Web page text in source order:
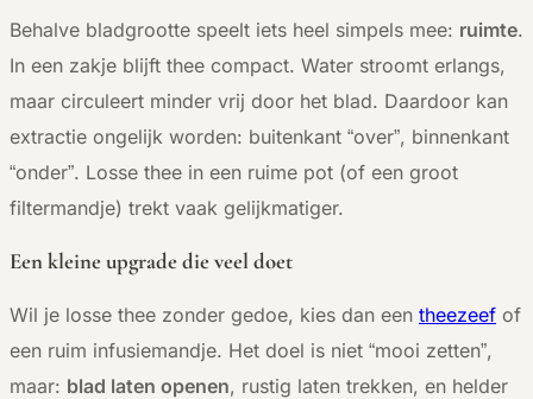
Behalve bladgrootte speelt iets heel simpels mee: ruimte.
In een zakje blijft thee compact. Water stroomt erlangs,
maar circuleert minder vrij door het blad. Daardoor kan
extractie ongelijk worden: buitenkant “over”, binnenkant
“onder”. Losse thee in een ruime pot (of een groot
filtermandje) trekt vaak gelijkmatiger.
Een kleine upgrade die veel doet
Wil je losse thee zonder gedoe, kies dan een theezeef of
een ruim infusiemandje. Het doel is niet “mooi zetten”,
maar: blad laten openen, rustig laten trekken, en helder